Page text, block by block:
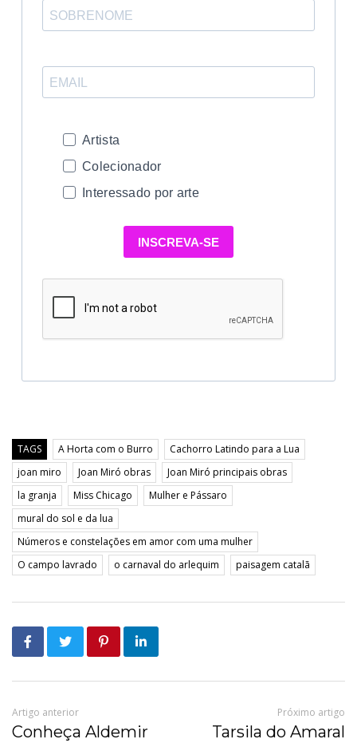
Artista
Colecionador
Interessado por arte
INSCREVA-SE
TAGS A Horta com o Burro
Cachorro Latindo para a Lua
joan miro
Joan Miró obras
Joan Miró principais obras
la granja
Miss Chicago
Mulher e Pássaro
mural do sol e da lua
Números e constelações em amor com uma mulher
O campo lavrado
o carnaval do arlequim paisagem catalã
Artigo anterior
Conheça Aldemir
Próximo artigo
Tarsila do Amaral